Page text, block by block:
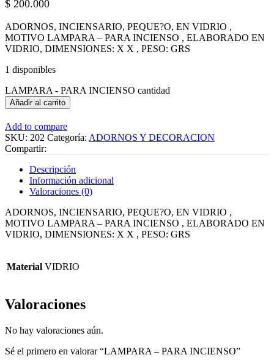
$ 200.000
ADORNOS, INCIENSARIO, PEQUE?O, EN VIDRIO ,
MOTIVO LAMPARA – PARA INCIENSO , ELABORADO EN
VIDRIO, DIMENSIONES: X X , PESO: GRS
1 disponibles
LAMPARA - PARA INCIENSO cantidad
Añadir al carrito
Add to compare
SKU: 202 Categoría: ADORNOS Y DECORACION
Compartir:
Descripción
Información adicional
Valoraciones (0)
ADORNOS, INCIENSARIO, PEQUE?O, EN VIDRIO ,
MOTIVO LAMPARA – PARA INCIENSO , ELABORADO EN
VIDRIO, DIMENSIONES: X X , PESO: GRS
Material VIDRIO
Valoraciones
No hay valoraciones aún.
Sé el primero en valorar “LAMPARA – PARA INCIENSO”